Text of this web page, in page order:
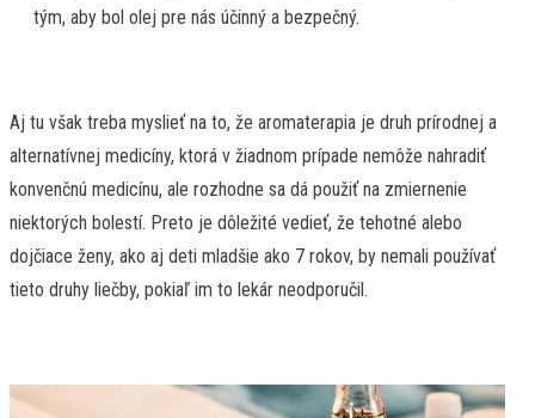
tým, aby bol olej pre nás účinný a bezpečný.
Aj tu však treba myslieť na to, že aromaterapia je druh prírodnej a
alternatívnej medicíny, ktorá v žiadnom prípade nemôže nahradiť
konvenčnú medicínu, ale rozhodne sa dá použiť na zmiernenie
niektorých bolestí. Preto je dôležité vedieť, že tehotné alebo
dojčiace ženy, ako aj deti mladšie ako 7 rokov, by nemali používať
tieto druhy liečby, pokiaľ im to lekár neodporučil.